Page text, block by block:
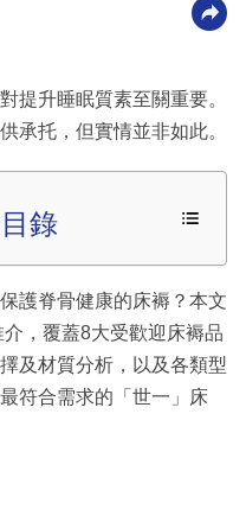
提升睡眠質素至關重要。
承托，但實情並非如此。
錄
護脊骨健康的床褥？本文
，覆蓋8大受歡迎床褥品
及材質分析，以及各類型
符合需求的「世一」床